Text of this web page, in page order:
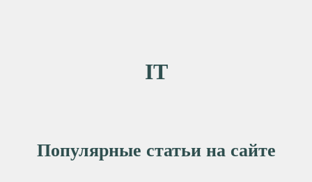
IT
Популярные статьи на сайте